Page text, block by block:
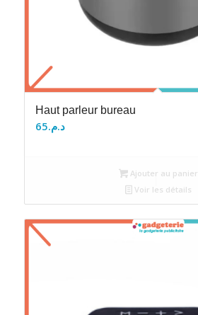
Haut parleur bureau
د.م.65
Ajouter au panier
Voir les détails